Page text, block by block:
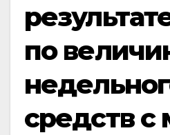
по
средств с